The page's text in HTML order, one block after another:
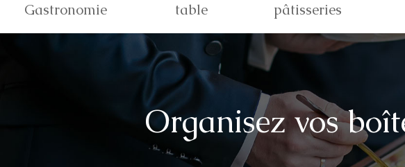
Gastronomie
table
pâtisseries
Organisez vos